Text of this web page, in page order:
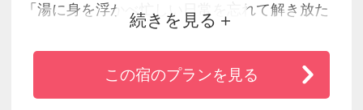
「湯に身を浮かべ忙しい日常を忘れて解き放た
「オリジナル布団など眠りのプロのアドバイス
続きを見る
この宿のプランを見る